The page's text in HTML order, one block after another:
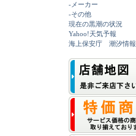
-メーカー
-その他
現在の黒潮の状況
Yahoo!天気予報
海上保安庁 潮汐情報